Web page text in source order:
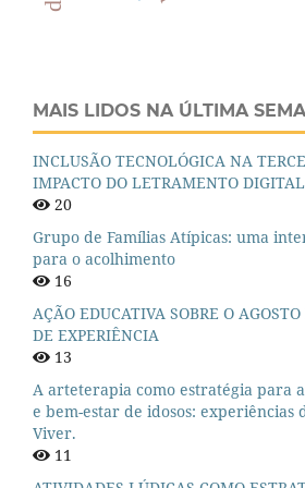
MAIS LIDOS NA ÚLTIMA
INCLUSÃO TECNOLÓGICA NA
IMPACTO DO LETRAMENTO DIGITAL
20
Grupo de Famílias Atípicas: uma
para o acolhimento
16
AÇÃO EDUCATIVA SOBRE O
DE EXPERIÊNCIA
13
A arteterapia como estratégia para
e bem-estar de idosos: experiências
Viver.
11